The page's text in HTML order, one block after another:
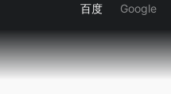
百度 Google